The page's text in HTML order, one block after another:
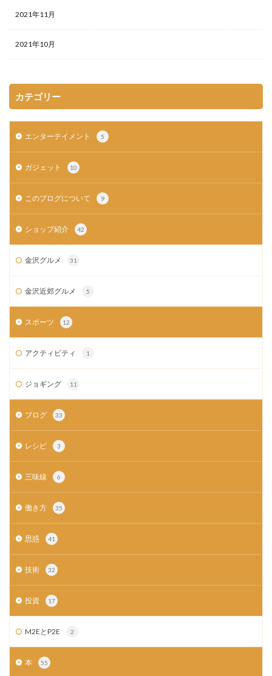
2021年11月
2021年10月
カテゴリー
エンターテイメント 5
ガジェット 10
このブログについて 9
ショップ紹介 42
金沢グルメ 31
金沢近郊グルメ 5
スポーツ 12
アクティビティ 1
ジョギング 11
ブログ 33
レシピ 3
三味線 6
働き方 35
思惑 41
技術 32
投資 17
M2EとP2E 2
本 55